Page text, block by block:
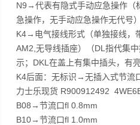
N9→代表有隐式手动应急操作（
急操作，无手动应急操作无代号）
K4→电气接线形式（单独接线，
AM2,无导线插座）（DL指代集
示；DKL在盖上有集中插头，有
K4后面：无标识→无插入式节流
力士乐现货 R900912492
B08→节流口fl 0.8mm
B10→节流口fl 1.0mm